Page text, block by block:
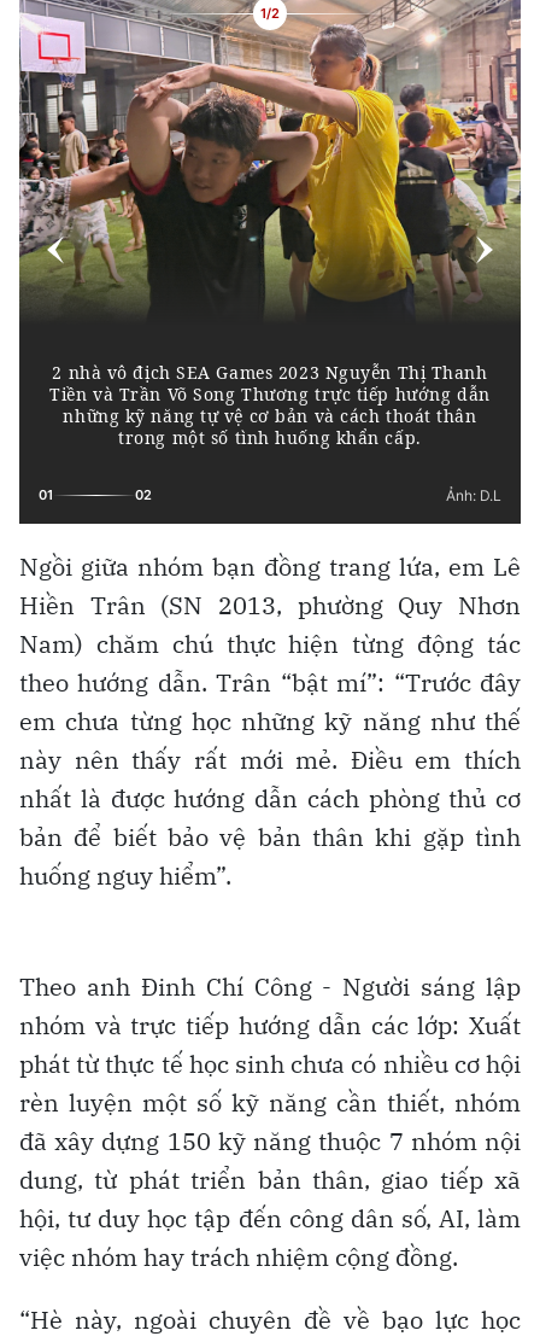
Ngồi giữa nhóm bạn đồng trang lứa, em Lê
Hiền Trân (SN 2013, phường Quy Nhơn
Nam) chăm chú thực hiện từng động tác
theo hướng dẫn. Trân “bật mí”: “Trước đây
em chưa từng học những kỹ năng như thế
này nên thấy rất mới mẻ. Điều em thích
nhất là được hướng dẫn cách phòng thủ cơ
bản để biết bảo vệ bản thân khi gặp tình
huống nguy hiểm”.
Theo anh Đinh Chí Công - Người sáng lập
nhóm và trực tiếp hướng dẫn các lớp: Xuất
phát từ thực tế học sinh chưa có nhiều cơ hội
rèn luyện một số kỹ năng cần thiết, nhóm
đã xây dựng 150 kỹ năng thuộc 7 nhóm nội
dung, từ phát triển bản thân, giao tiếp xã
hội, tư duy học tập đến công dân số, AI, làm
việc nhóm hay trách nhiệm cộng đồng.
“Hè này, ngoài chuyên đề về bạo lực học